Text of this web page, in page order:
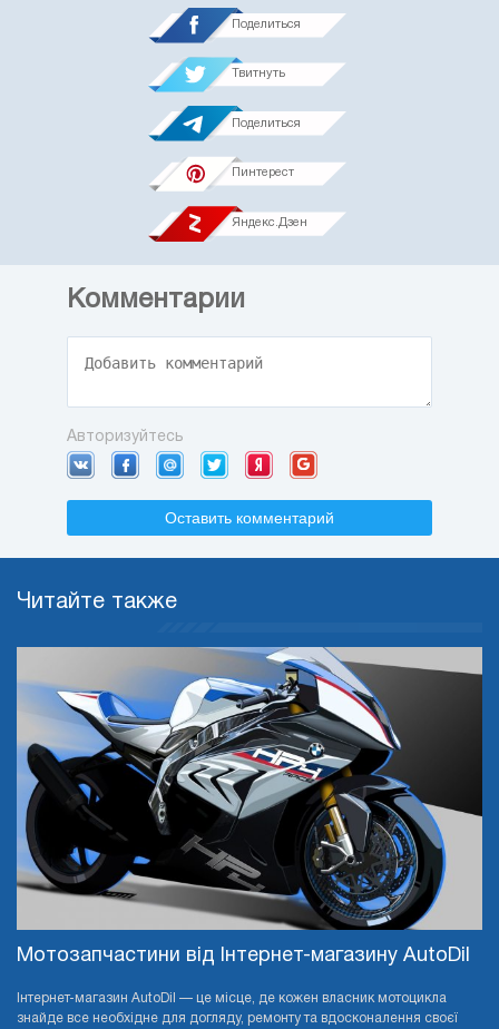
Поделиться
Твитнуть
Поделиться
Пинтерест
Яндекс.Дзен
Комментарии
Авторизуйтесь
Оставить комментарий
Читайте также
Мотозапчастини від Інтернет-магазину AutoDil
Інтернет-магазин AutoDil — це місце, де кожен власник мотоцикла
знайде все необхідне для догляду, ремонту та вдосконалення своєї